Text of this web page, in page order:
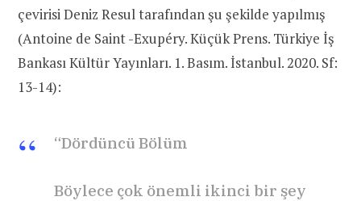
çevirisi Deniz Resul tarafından şu şekilde yapılmış
(Antoine de Saint -Exupéry. Küçük Prens. Türkiye İş
Bankası Kültür Yayınları. 1. Basım. İstanbul. 2020. Sf:
13-14):
“Dördüncü Bölüm
Böylece çok önemli ikinci bir şey